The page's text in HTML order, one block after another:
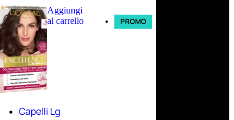
Aggiungi
al carrello
PROMO
Capelli Lg